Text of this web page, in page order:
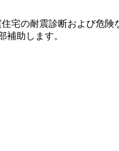
宅の耐震診断および危険
補助します。